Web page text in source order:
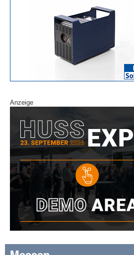
Anzeige